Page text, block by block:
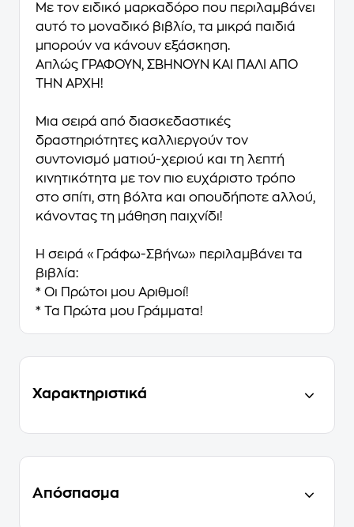
Με τον ειδικό μαρκαδόρο που περιλαμβάνει
αυτό το μοναδικό βιβλίο, τα μικρά παιδιά
μπορούν να κάνουν εξάσκηση.
Απλώς ΓΡΑΦΟΥΝ, ΣΒΗΝΟΥΝ ΚΑΙ ΠΑΛΙ ΑΠΟ
ΤΗΝ ΑΡΧΗ!
Μια σειρά από διασκεδαστικές
δραστηριότητες καλλιεργούν τον
συντονισμό ματιού-χεριού και τη λεπτή
κινητικότητα με τον πιο ευχάριστο τρόπο
στο σπίτι, στη βόλτα και οπουδήποτε αλλού,
κάνοντας τη μάθηση παιχνίδι!
Η σειρά «Γράφω-Σβήνω» περιλαμβάνει τα
βιβλία:
* Οι Πρώτοι μου Αριθμοί!
* Τα Πρώτα μου Γράμματα!
Χαρακτηριστικά
Απόσπασμα